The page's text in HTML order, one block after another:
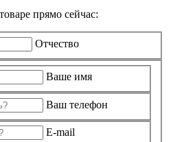
прямо сейчас:
Отчество
Ваше имя
Ваш телефон
E-mail